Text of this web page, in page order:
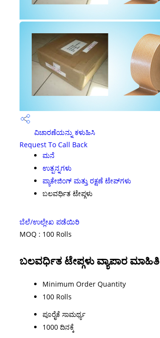
ವಿಚಾರಣೆಯನ್ನು ಕಳುಹಿಸಿ
Request To Call Back
ಮನೆ
ಉತ್ಪನ್ನಗಳು
ಪ್ಯಾಕೇಜಿಂಗ್ ಮತ್ತು ರಕ್ಷಣೆ ಟೇಪ್‌ಗಳು
ಬಲವರ್ಧಿತ ಟೇಪ್ಗಳು
ಬೆಲೆ/ಉಲ್ಲೇಖ ಪಡೆಯಿರಿ
MOQ : 100 Rolls
ಬಲವರ್ಧಿತ ಟೇಪ್ಗಳು ವ್ಯಾಪಾರ ಮಾಹಿತಿ
Minimum Order Quantity
100 Rolls
ಪೂರೈಕೆ ಸಾಮರ್ಥ್ಯ
1000 ದಿನಕ್ಕೆ